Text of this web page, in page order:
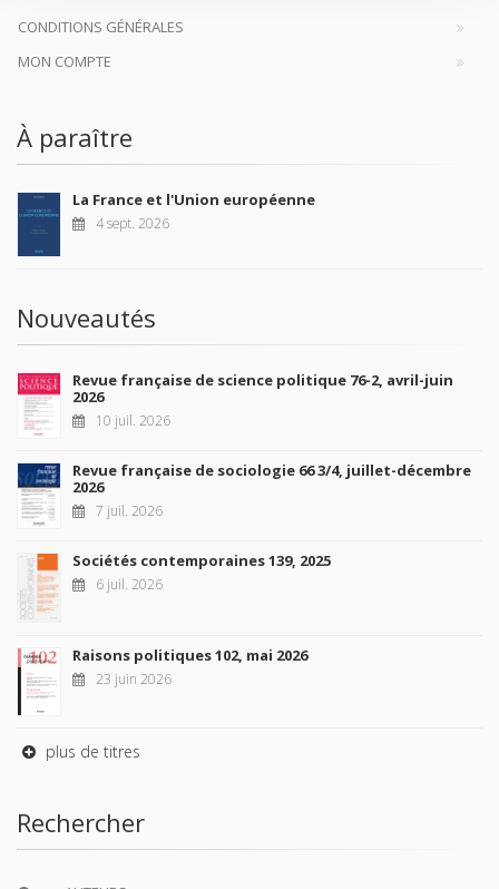
CONDITIONS GÉNÉRALES
MON COMPTE
À paraître
La France et l'Union européenne
4 sept. 2026
Nouveautés
Revue française de science politique 76-2, avril-juin
2026
10 juil. 2026
Revue française de sociologie 66 3/4, juillet-décembre
2026
7 juil. 2026
Sociétés contemporaines 139, 2025
6 juil. 2026
Raisons politiques 102, mai 2026
23 juin 2026
plus de titres
Rechercher